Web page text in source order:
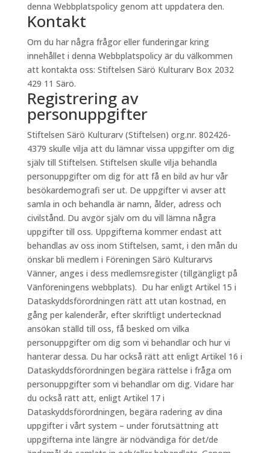
denna Webbplatspolicy genom att uppdatera den.
Kontakt
Om du har några frågor eller funderingar kring
innehållet i denna Webbplatspolicy är du välkommen
att kontakta oss: Stiftelsen Särö Kulturarv Box 2032
429 11 Särö.
Registrering av
personuppgifter
Stiftelsen Särö Kulturarv (Stiftelsen) org.nr. 802426-
4379 skulle vilja att du lämnar vissa uppgifter om dig
själv till Stiftelsen. Stiftelsen skulle vilja behandla
personuppgifter om dig för att få en bild av hur vår
besökardemografi ser ut. De uppgifter vi avser att
samla in och behandla är namn, ålder, adress och
civilstånd. Du avgör själv om du vill lämna några
uppgifter till oss. Uppgifterna kommer endast att
behandlas av oss inom Stiftelsen, samt, i den mån du
önskar bli medlem i Föreningen Särö Kulturarvs
Vänner, anges i dess medlemsregister (tillgängligt på
Vänföreningens webbplats). Du har enligt Artikel 15 i
Dataskyddsförordningen rätt att utan kostnad, en
gång per kalenderår, efter skriftligt undertecknad
ansökan ställd till oss, få besked om vilka
personuppgifter om dig som vi behandlar och hur vi
hanterar dessa. Du har också rätt att enligt Artikel 16 i
Dataskyddsförordningen begära rättelse i fråga om
personuppgifter som vi behandlar om dig. Vidare har
du också rätt att, enligt Artikel 17 i
Dataskyddsförordningen, begära radering av dina
uppgifter i vårt system – under förutsättning att
uppgifterna inte längre är nödvändiga för det/de